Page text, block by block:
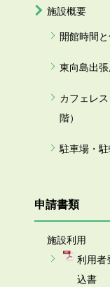
施設概要
開館時間
東向島出張
カフェレ
階）
駐車場・
申請書類
施設利用
利用者
込書